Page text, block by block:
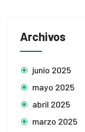
Archivos
junio 2025
mayo 2025
abril 2025
marzo 2025